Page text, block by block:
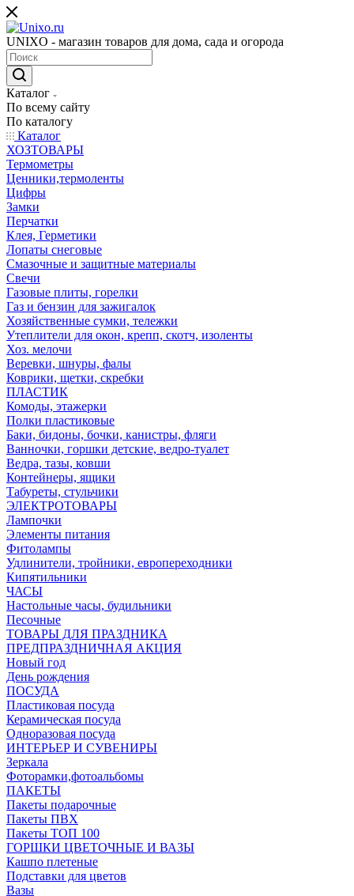
UNIXO - магазин товаров для дома, сада и огорода
Каталог
По всему сайту
По каталогу
Каталог
ХОЗТОВАРЫ
Термометры
Ценники,термоленты
Цифры
Замки
Перчатки
Клея, Герметики
Лопаты снеговые
Смазочные и защитные материалы
Свечи
Газовые плиты, горелки
Газ и бензин для зажигалок
Хозяйственные сумки, тележки
Утеплители для окон, крепп, скотч, изоленты
Хоз. мелочи
Веревки, шнуры, фалы
Коврики, щетки, скребки
ПЛАСТИК
Комоды, этажерки
Полки пластиковые
Баки, бидоны, бочки, канистры, фляги
Ванночки, горшки детские, ведро-туалет
Ведра, тазы, ковши
Контейнеры, ящики
Табуреты, стульчики
ЭЛЕКТРОТОВАРЫ
Лампочки
Элементы питания
Фитолампы
Удлинители, тройники, европереходники
Кипятильники
ЧАСЫ
Настольные часы, будильники
Песочные
ТОВАРЫ ДЛЯ ПРАЗДНИКА
ПРЕДПРАЗДНИЧНАЯ АКЦИЯ
Новый год
День рождения
ПОСУДА
Пластиковая посуда
Керамическая посуда
Одноразовая посуда
ИНТЕРЬЕР И СУВЕНИРЫ
Зеркала
Фоторамки,фотоальбомы
ПАКЕТЫ
Пакеты подарочные
Пакеты ПВХ
Пакеты ТОП 100
ГОРШКИ ЦВЕТОЧНЫЕ И ВАЗЫ
Кашпо плетеные
Подставки для цветов
Вазы